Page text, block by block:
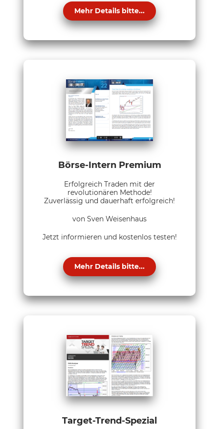
Mehr Details bitte...
Börse-Intern Premium
Erfolgreich Traden mit der
revolutionären Methode!
Zuverlässig und dauerhaft erfolgreich!
von Sven Weisenhaus
Jetzt informieren und kostenlos testen!
Mehr Details bitte...
Target-Trend-Spezial